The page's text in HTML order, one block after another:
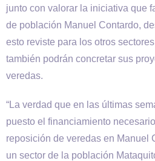
junto con valorar la iniciativa que
de población Manuel Contardo,
esto reviste para los otros
también podrán concretar sus
veredas.
“La verdad que en las últimas
puesto el financiamiento
reposición de veredas en Manuel
un sector de la población